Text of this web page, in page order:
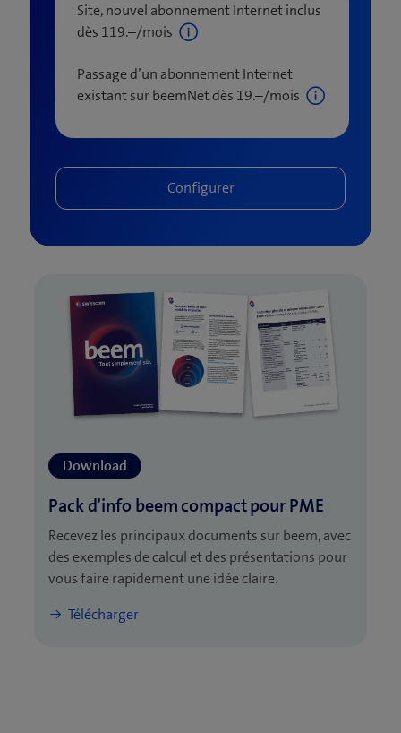
Site, nouvel abonnement Internet inclus
dès 119.–/mois
Passage d’un abonnement Internet
existant sur beemNet dès 19.–/mois
Recevez les principaux documents sur beem, avec
des exemples de calcul et des présentations pour
vous faire rapidement une idée claire.